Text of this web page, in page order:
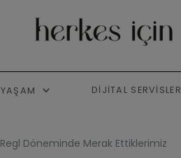
YAŞAM DIJITAL SERVISLER
Regl Döneminde Merak Ettiklerimiz